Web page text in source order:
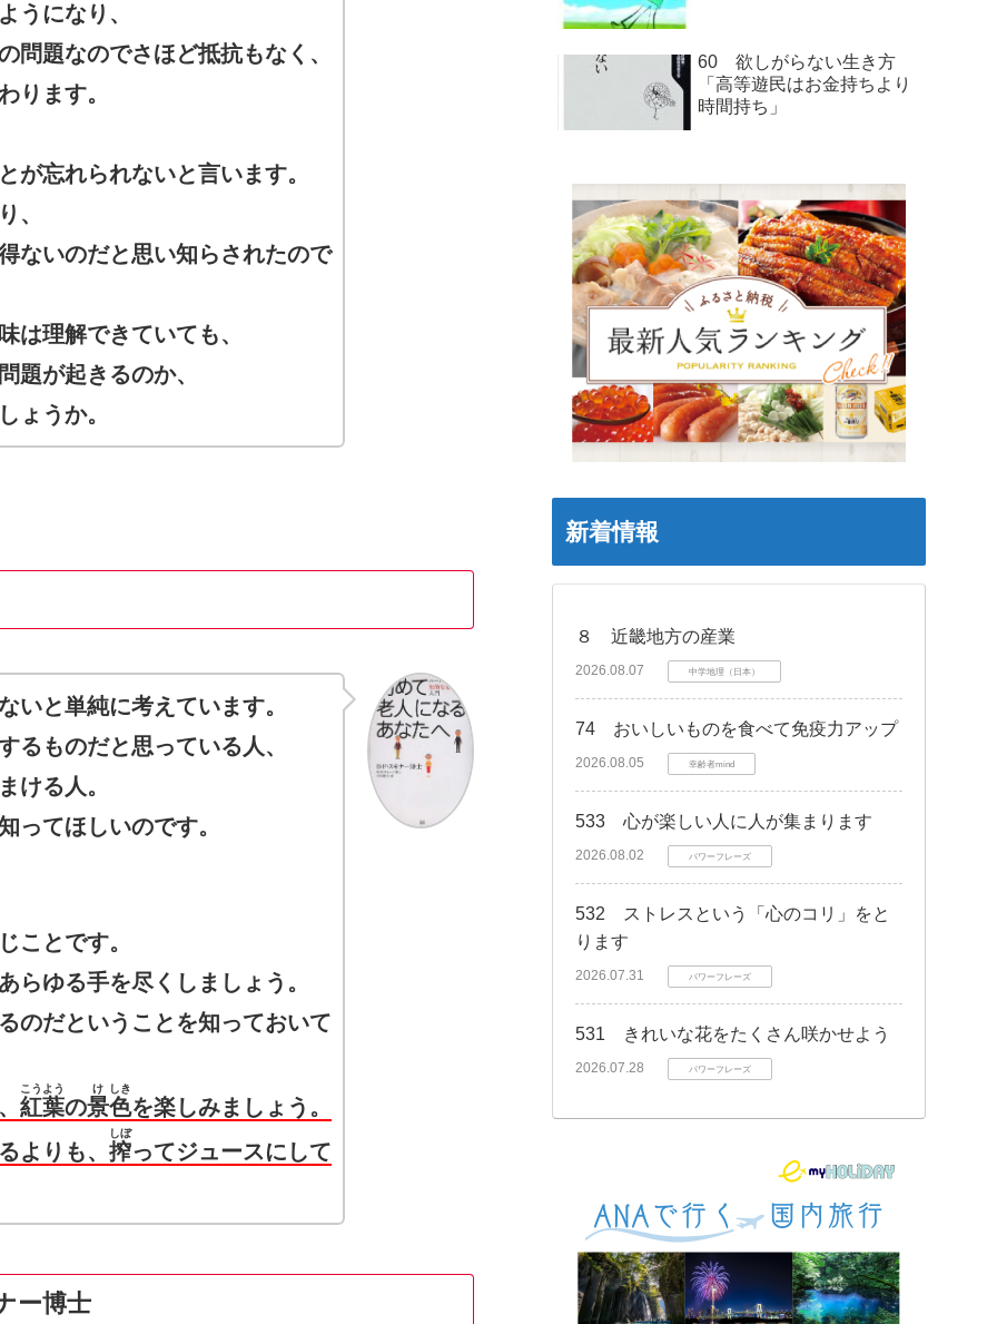
うになり、
問題なのでさほど抵抗もなく、
ります。
が忘れられないと言います。
、
ないのだと思い知らされたので
は理解できていても、
題が起きるのか、
ょうか。
いと単純に考えています。
るものだと思っている人、
ける人。
ってほしいのです。
ことです。
らゆる手を尽くしましょう。
のだということを知っておいて
紅葉
こうよう
の景
け
色
しき
を楽しみましょう。
よりも、 搾
しぼ
ってジュースにして
博士
60 欲しがらない生き方
「高等遊民はお金持ちより
時間持ち」
新着情報
８ 近畿地方の産業
2026.08.07 中学地理（日本）
74 おいしいものを食べて免疫力アップ
2026.08.05 幸齢者mind
533 心が楽しい人に人が集まります
2026.08.02 パワーフレーズ
532 ストレスという「心のコリ」をと
ります
2026.07.31 パワーフレーズ
531 きれいな花をたくさん咲かせよう
2026.07.28 パワーフレーズ